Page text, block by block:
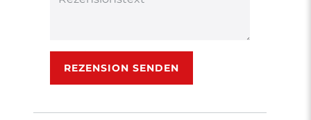
Rezensionstext
REZENSION SENDEN